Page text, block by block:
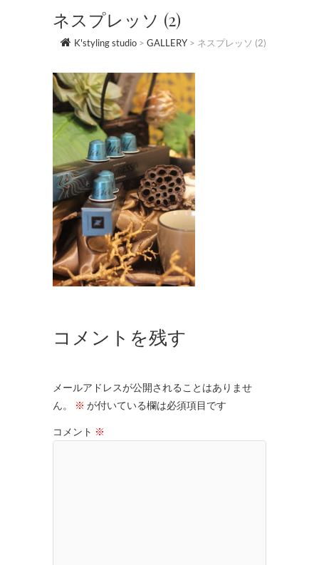
ネスプレッソ (2)
K'styling studio > GALLERY > ネスプレッソ (2)
コメントを残す
メールアドレスが公開されることはありませ
ん。
※ が付いている欄は必須項目です
コメント ※